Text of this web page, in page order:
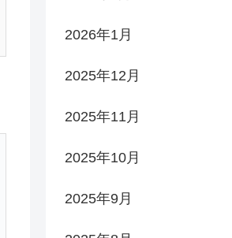
2026年1月
2025年12月
2025年11月
2025年10月
2025年9月